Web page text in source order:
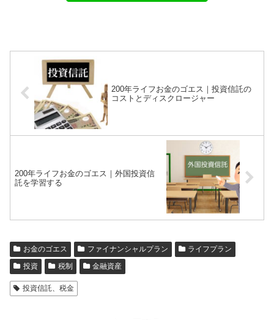
200年ライフお金のゴエス｜投資信託の
コストとディスクロージャー
200年ライフお金のゴエス｜外国投資信
託を学習する
お金のゴエス ファイナンシャルプラン
ライフプラン
投資
税制 金融資産
投資信託、税金